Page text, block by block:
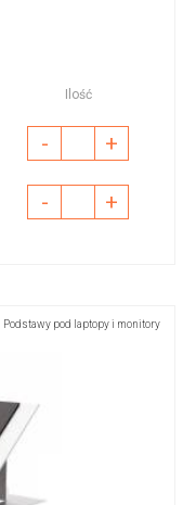
Ilość
- +
- +
Podstawy pod laptopy i monitory